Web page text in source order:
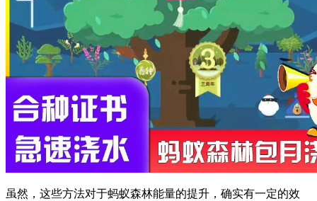
虽然，这些方法对于蚂蚁森林能量的提升，确实有一定的效